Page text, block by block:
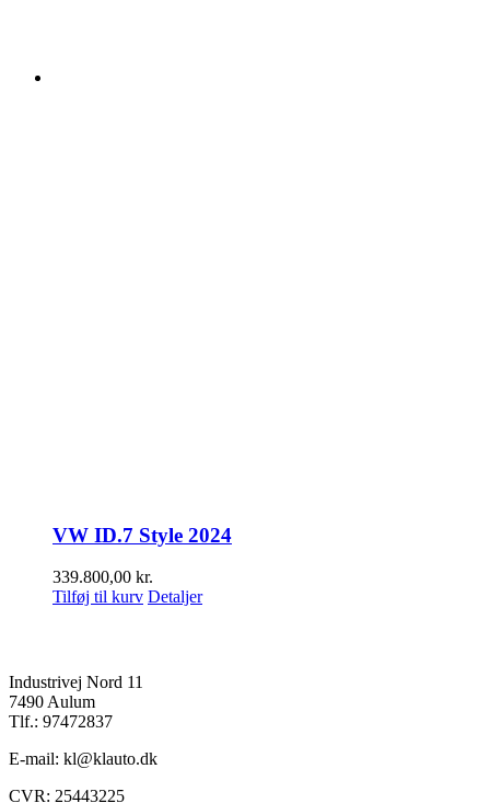
VW ID.7 Style 2024
339.800,00 kr.
Tilføj til kurv Detaljer
Industrivej Nord 11
7490 Aulum
Tlf.: 97472837
E-mail: kl@klauto.dk
CVR: 25443225